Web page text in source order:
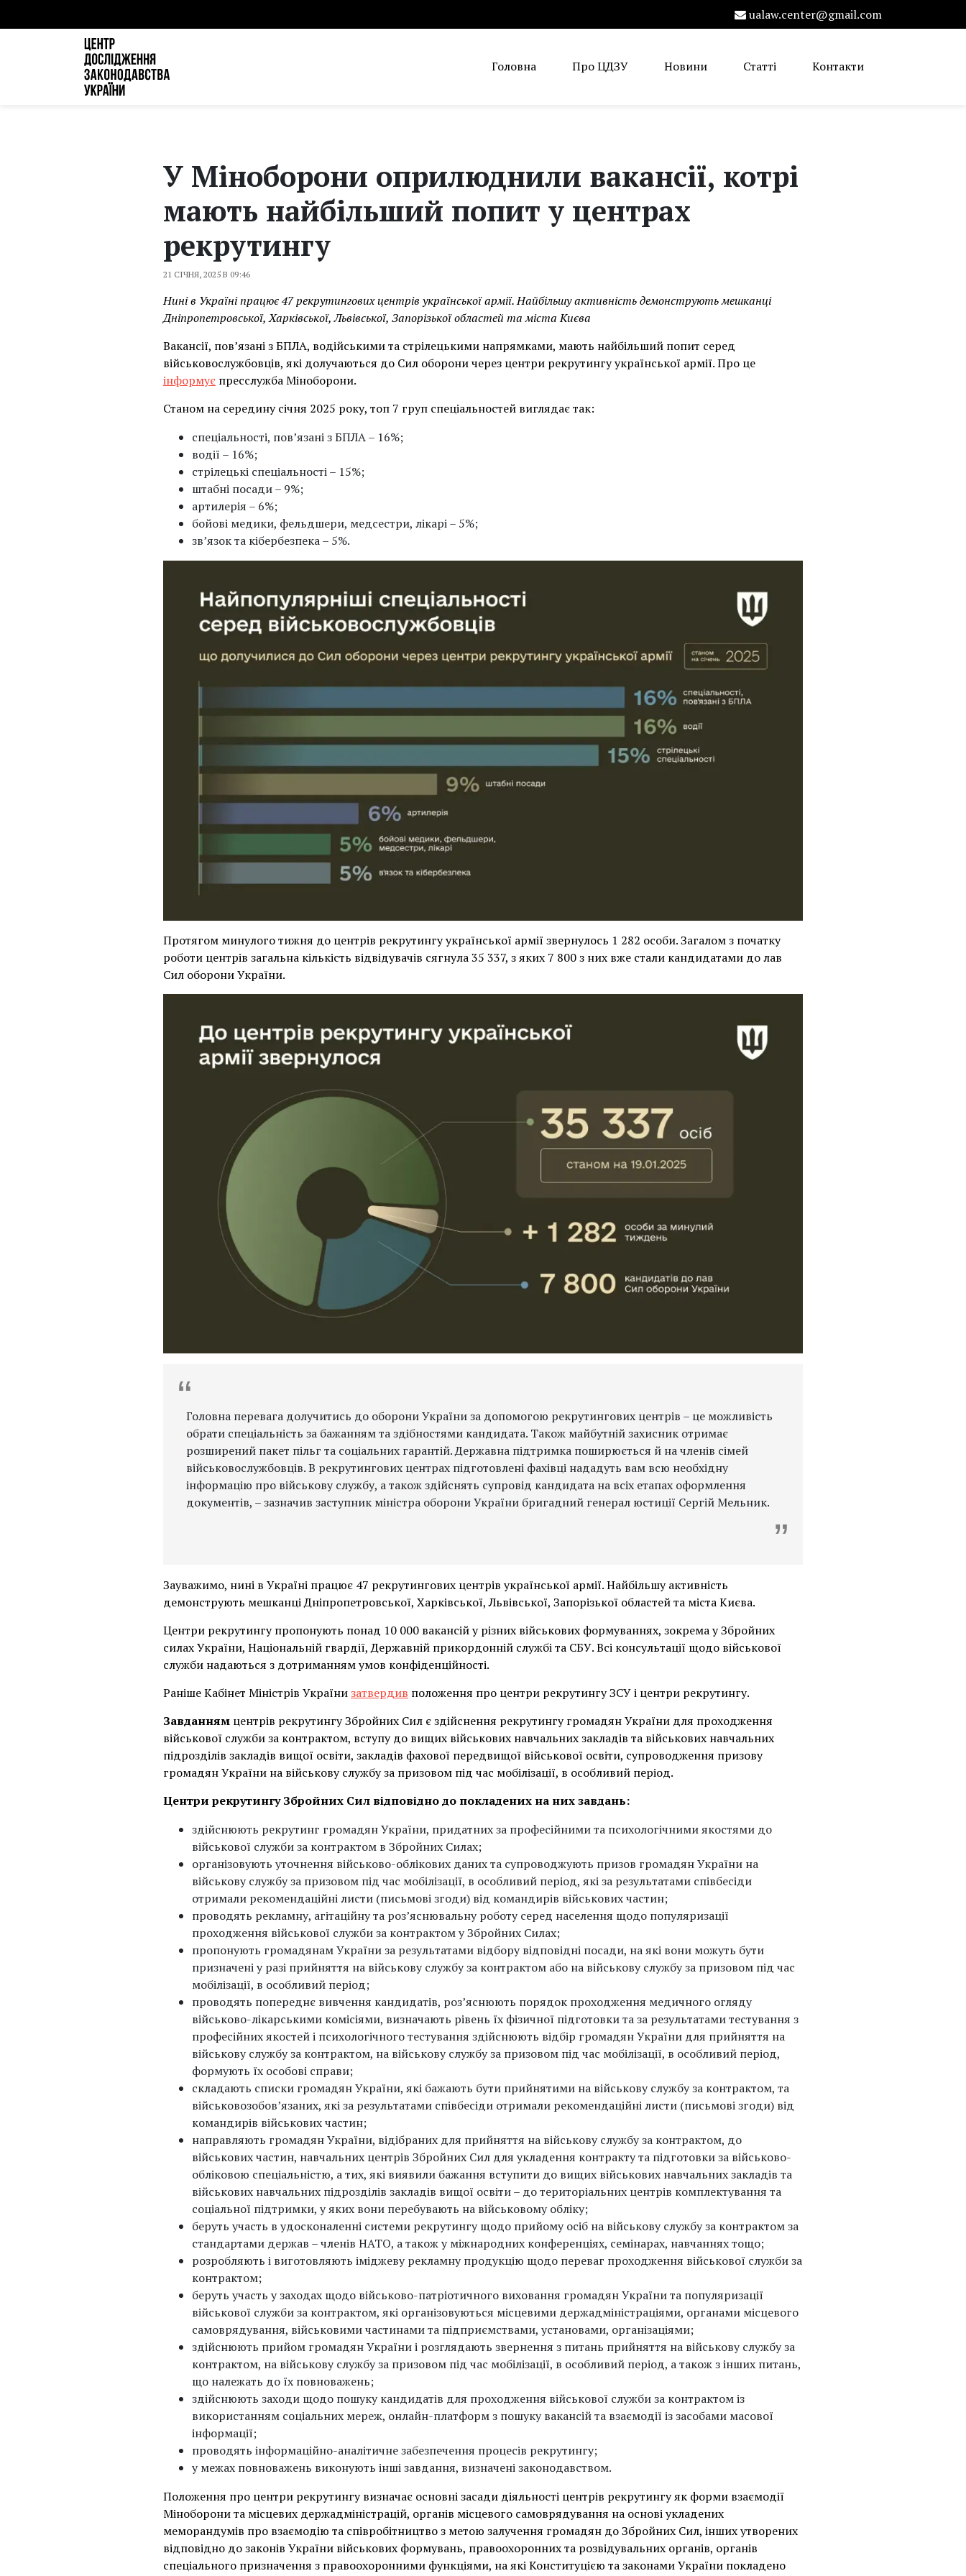
ualaw.center@gmail.com
Головна Про ЦДЗУ Новини Статті Контакти
У Міноборони оприлюднили вакансії, котрі
мають найбільший попит у центрах
рекрутингу
21 СІЧНЯ, 2025 В 09:46
Нині в Україні працює 47 рекрутингових центрів української армії. Найбільшу активність демонструють мешканці
Дніпропетровської, Харківської, Львівської, Запорізької областей та міста Києва
Вакансії, пов’язані з БПЛА, водійськими та стрілецькими напрямками, мають найбільший попит серед
військовослужбовців, які долучаються до Сил оборони через центри рекрутингу української армії. Про це
інформує пресслужба Міноборони.
Станом на середину січня 2025 року, топ 7 груп спеціальностей виглядає так:
спеціальності, пов’язані з БПЛА – 16%;
водії – 16%;
стрілецькі спеціальності – 15%;
штабні посади – 9%;
артилерія – 6%;
бойові медики, фельдшери, медсестри, лікарі – 5%;
зв’язок та кібербезпека – 5%.
Протягом минулого тижня до центрів рекрутингу української армії звернулось 1 282 особи. Загалом з початку
роботи центрів загальна кількість відвідувачів сягнула 35 337, з яких 7 800 з них вже стали кандидатами до лав
Сил оборони України.
Головна перевага долучитись до оборони України за допомогою рекрутингових центрів – це можливість
обрати спеціальність за бажанням та здібностями кандидата. Також майбутній захисник отримає
розширений пакет пільг та соціальних гарантій. Державна підтримка поширюється й на членів сімей
військовослужбовців. В рекрутингових центрах підготовлені фахівці нададуть вам всю необхідну
інформацію про військову службу, а також здійснять супровід кандидата на всіх етапах оформлення
документів, – зазначив заступник міністра оборони України бригадний генерал юстиції Сергій Мельник.
Зауважимо, нині в Україні працює 47 рекрутингових центрів української армії. Найбільшу активність
демонструють мешканці Дніпропетровської, Харківської, Львівської, Запорізької областей та міста Києва.
Центри рекрутингу пропонують понад 10 000 вакансій у різних військових формуваннях, зокрема у Збройних
силах України, Національній гвардії, Державній прикордонній службі та СБУ. Всі консультації щодо військової
служби надаються з дотриманням умов конфіденційності.
Раніше Кабінет Міністрів Українизатвердив положення про центри рекрутингу ЗСУ і центри рекрутингу.
Завданням центрів рекрутингу Збройних Сил є здійснення рекрутингу громадян України для проходження
військової служби за контрактом, вступу до вищих військових навчальних закладів та військових навчальних
підрозділів закладів вищої освіти, закладів фахової передвищої військової освіти, супроводження призову
громадян України на військову службу за призовом під час мобілізації, в особливий період.
Центри рекрутингу Збройних Сил відповідно до покладених на них завдань:
здійснюють рекрутинг громадян України, придатних за професійними та психологічними якостями до
військової служби за контрактом в Збройних Силах;
організовують уточнення військово-облікових даних та супроводжують призов громадян України на
військову службу за призовом під час мобілізації, в особливий період, які за результатами співбесіди
отримали рекомендаційні листи (письмові згоди) від командирів військових частин;
проводять рекламну, агітаційну та роз’яснювальну роботу серед населення щодо популяризації
проходження військової служби за контрактом у Збройних Силах;
пропонують громадянам України за результатами відбору відповідні посади, на які вони можуть бути
призначені у разі прийняття на військову службу за контрактом або на військову службу за призовом під час
мобілізації, в особливий період;
проводять попереднє вивчення кандидатів, роз’яснюють порядок проходження медичного огляду
військово-лікарськими комісіями, визначають рівень їх фізичної підготовки та за результатами тестування з
професійних якостей і психологічного тестування здійснюють відбір громадян України для прийняття на
військову службу за контрактом, на військову службу за призовом під час мобілізації, в особливий період,
формують їх особові справи;
складають списки громадян України, які бажають бути прийнятими на військову службу за контрактом, та
військовозобов’язаних, які за результатами співбесіди отримали рекомендаційні листи (письмові згоди) від
командирів військових частин;
направляють громадян України, відібраних для прийняття на військову службу за контрактом, до
військових частин, навчальних центрів Збройних Сил для укладення контракту та підготовки за військово-
обліковою спеціальністю, а тих, які виявили бажання вступити до вищих військових навчальних закладів та
військових навчальних підрозділів закладів вищої освіти – до територіальних центрів комплектування та
соціальної підтримки, у яких вони перебувають на військовому обліку;
беруть участь в удосконаленні системи рекрутингу щодо прийому осіб на військову службу за контрактом за
стандартами держав – членів НАТО, а також у міжнародних конференціях, семінарах, навчаннях тощо;
розробляють і виготовляють іміджеву рекламну продукцію щодо переваг проходження військової служби за
контрактом;
беруть участь у заходах щодо військово-патріотичного виховання громадян України та популяризації
військової служби за контрактом, які організовуються місцевими держадміністраціями, органами місцевого
самоврядування, військовими частинами та підприємствами, установами, організаціями;
здійснюють прийом громадян України і розглядають звернення з питань прийняття на військову службу за
контрактом, на військову службу за призовом під час мобілізації, в особливий період, а також з інших питань,
що належать до їх повноважень;
здійснюють заходи щодо пошуку кандидатів для проходження військової служби за контрактом із
використанням соціальних мереж, онлайн-платформ з пошуку вакансій та взаємодії із засобами масової
інформації;
проводять інформаційно-аналітичне забезпечення процесів рекрутингу;
у межах повноважень виконують інші завдання, визначені законодавством.
Положення про центри рекрутингу визначає основні засади діяльності центрів рекрутингу як форми взаємодії
Міноборони та місцевих держадміністрацій, органів місцевого самоврядування на основі укладених
меморандумів про взаємодію та співробітництво з метою залучення громадян до Збройних Сил, інших утворених
відповідно до законів України військових формувань, правоохоронних та розвідувальних органів, органів
спеціального призначення з правоохоронними функціями, на які Конституцією та законами України покладено